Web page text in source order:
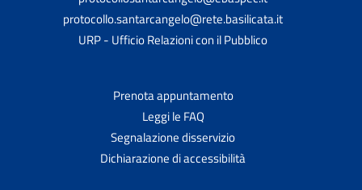
protocollo.santarcangelo@rete.basilicata.it
URP - Ufficio Relazioni con il Pubblico
Prenota appuntamento
Leggi le FAQ
Segnalazione disservizio
Dichiarazione di accessibilità